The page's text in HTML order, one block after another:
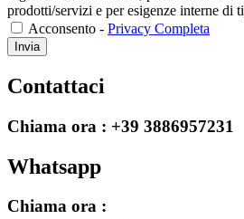
prodotti/servizi e per esigenze interne di
Acconsento - Privacy Completa
Invia
Contattaci
Chiama ora : +39 3886957231
Whatsapp
Chiama ora :